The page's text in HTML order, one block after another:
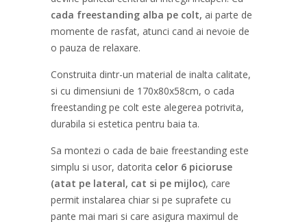
cada freestanding alba pe colt, ai parte de
momente de rasfat, atunci cand ai nevoie de
o pauza de relaxare.
Construita dintr-un material de inalta calitate,
si cu dimensiuni de 170x80x58cm, o cada
freestanding pe colt este alegerea potrivita,
durabila si estetica pentru baia ta.
Sa montezi o cada de baie freestanding este
simplu si usor, datorita celor 6 picioruse
(atat pe lateral, cat si pe mijloc), care
permit instalarea chiar si pe suprafete cu
pante mai mari si care asigura maximul de